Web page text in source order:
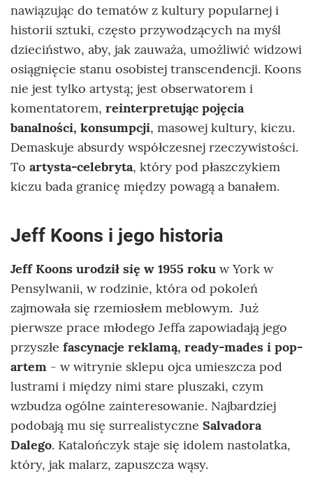
nawiązując do tematów z kultury popularnej i
historii sztuki, często przywodzących na myśl
dzieciństwo, aby, jak zauważa, umożliwić widzowi
osiągnięcie stanu osobistej transcendencji. Koons
nie jest tylko artystą; jest obserwatorem i
komentatorem, reinterpretując pojęcia
banalności, konsumpcji, masowej kultury, kiczu.
Demaskuje absurdy współczesnej rzeczywistości.
To artysta-celebryta, który pod płaszczykiem
kiczu bada granicę między powagą a banałem.
Jeff Koons i jego historia
Jeff Koons urodził się w 1955 roku w York w
Pensylwanii, w rodzinie, która od pokoleń
zajmowała się rzemiosłem meblowym. Już
pierwsze prace młodego Jeffa zapowiadają jego
przyszłe fascynacje reklamą, ready-mades i pop-
artem - w witrynie sklepu ojca umieszcza pod
lustrami i między nimi stare pluszaki, czym
wzbudza ogólne zainteresowanie. Najbardziej
podobają mu się surrealistyczne Salvadora
Dalego. Katalończyk staje się idolem nastolatka,
który, jak malarz, zapuszcza wąsy.